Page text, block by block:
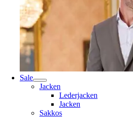
Sale
Jacken
Lederjacken
Jacken
Sakkos